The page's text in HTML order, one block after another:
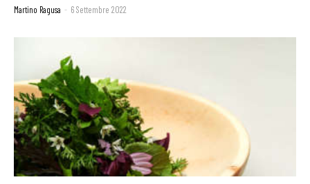
Martino Ragusa - 6 Settembre 2022